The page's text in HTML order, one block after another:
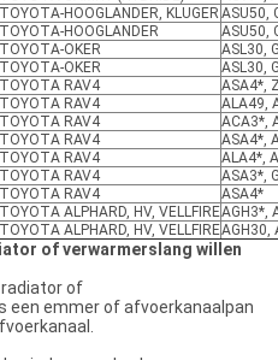
TOYOTA-HOOGLANDER, KLUGER ASU50,
TOYOTA-HOOGLANDER
ASU50,
TOYOTA-OKER
ASL30,
TOYOTA-OKER
ASL30,
TOYOTA RAV4
ASA4*,
TOYOTA RAV4
ALA49,
TOYOTA RAV4
ACA3*,
TOYOTA RAV4
ASA4*,
TOYOTA RAV4
ALA4*,
TOYOTA RAV4
ASA3*,
TOYOTA RAV4
ASA4*
TOYOTA ALPHARD, HV, VELLFIREAGH3*,
TOYOTA ALPHARD, HV, VELLFIREAGH30,
of verwarmerslang willen
radiator of
een emmer of afvoerkanaalpan